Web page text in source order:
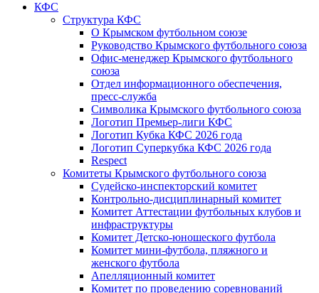
КФС
Структура КФС
О Крымском футбольном союзе
Руководство Крымского футбольного союза
Офис-менеджер Крымского футбольного
союза
Отдел информационного обеспечения,
пресс-служба
Символика Крымского футбольного союза
Логотип Премьер-лиги КФС
Логотип Кубка КФС 2026 года
Логотип Суперкубка КФС 2026 года
Respect
Комитеты Крымского футбольного союза
Судейско-инспекторский комитет
Контрольно-дисциплинарный комитет
Комитет Аттестации футбольных клубов и
инфраструктуры
Комитет Детско-юношеского футбола
Комитет мини-футбола, пляжного и
женского футбола
Апелляционный комитет
Комитет по проведению соревнований